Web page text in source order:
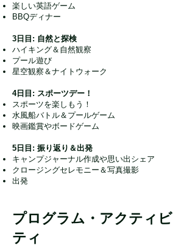
楽しい英語ゲーム
BBQディナー
3日目: 自然と探検
ハイキング＆自然観察
プール遊び
星空観察＆ナイトウォーク
4日目: スポーツデー！
スポーツを楽しもう！
水風船バトル＆プールゲーム
映画鑑賞やボードゲーム
5日目: 振り返り＆出発
キャンプジャーナル作成や思い出シェア
クロージングセレモニー＆写真撮影
出発​​
プログラム・アクティビ
ティ